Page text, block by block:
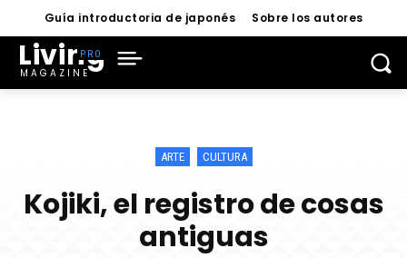
Guía introductoria de japonés Sobre los autores
Living
MAGAZINE
ARTE CULTURA
Kojiki, el registro de cosas
antiguas